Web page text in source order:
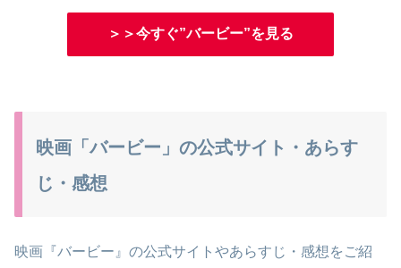
＞＞今すぐ”バービー”を見る
映画「バービー」の公式サイト・あらす
じ・感想
映画『バービー』の公式サイトやあらすじ・感想をご紹